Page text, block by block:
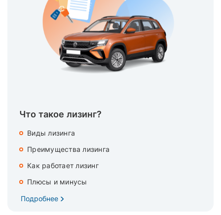
Что такое лизинг?
Виды лизинга
Преимущества лизинга
Как работает лизинг
Плюсы и минусы
Подробнее